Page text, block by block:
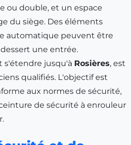
ou double, et un espace
du siège. Des éléments
automatique peuvent être
dessert une entrée.
s'étendre jusqu'à Rosières, est
qualifiés. L'objectif est
aux normes de sécurité,
de sécurité à enrouleur